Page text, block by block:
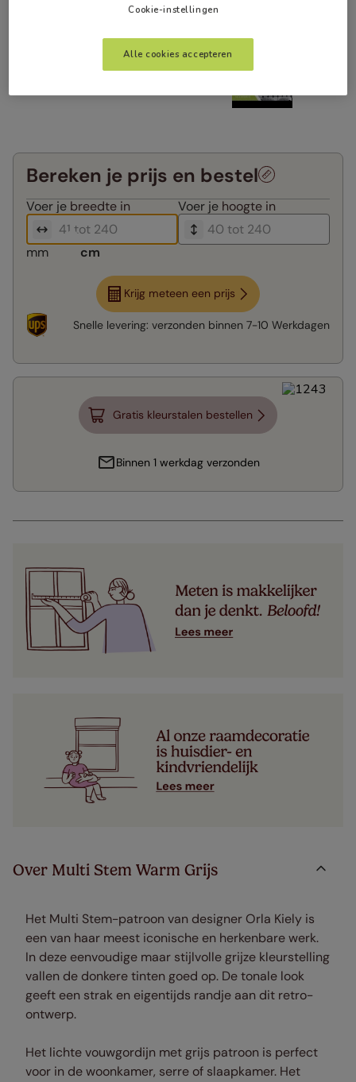
Bereken je prijs en bestel
Voer je breedte in Voer je hoogte in
mm cm
Krijg meteen een prijs
Snelle levering: verzonden binnen 7-10 Werkdagen
Gratis kleurstalen bestellen
Binnen 1 werkdag verzonden
Over Multi Stem Warm Grijs
Het Multi Stem-patroon van designer Orla Kiely is
een van haar meest iconische en herkenbare werk.
In deze eenvoudige maar stijlvolle grijze kleurstelling
vallen de donkere tinten goed op. De tonale look
geeft een strak en eigentijds randje aan dit retro-
ontwerp.
Het lichte vouwgordijn met grijs patroon is perfect
voor in de woonkamer, serre of slaapkamer. Het
Cookie-instellingen
Alle cookies accepteren